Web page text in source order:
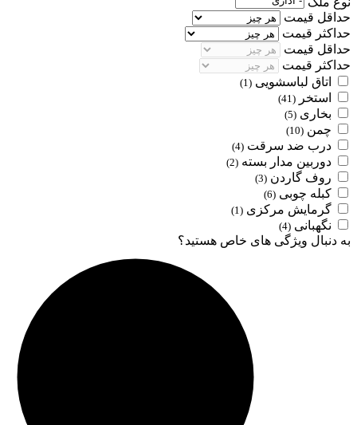
حداقل قیمت
حداکثر قیمت
حداقل قیمت
حداکثر قیمت
اتاق لباسشویی (1)
استخر (41)
بخاری (5)
چمن (10)
درب ضد سرقت (4)
دوربین مدار بسته (2)
روف گاردن (3)
کبله چوبی (6)
گرمایش مرکزی (1)
نگهبانی (4)
به دنبال ویژگی های خاص هستید؟